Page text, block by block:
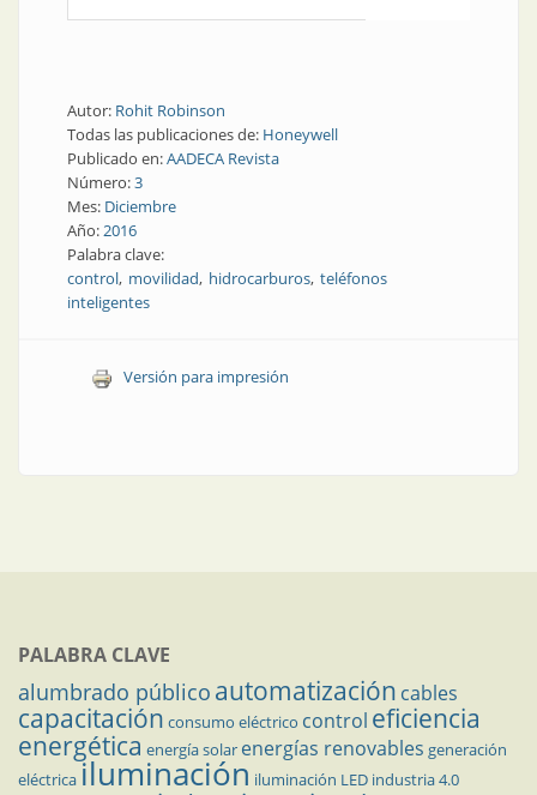
Autor: Rohit Robinson
Todas las publicaciones de: Honeywell
Publicado en:AADECA Revista
Número:3
Mes: Diciembre
Año:2016
Palabra clave:
control movilidad hidrocarburos teléfonos
inteligentes
Versión para impresión
PALABRA CLAVE
alumbrado público automatización cables
capacitación consumo eléctrico control eficiencia
energética energía solar energías renovables generación
eléctricailuminación iluminación LED industria 4.0